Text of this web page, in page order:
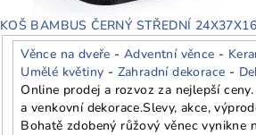
KOŠ BAMBUS ČERNÝ STŘEDNÍ
Věnce na dveře -Adventní věnce -
Umělé květiny - Zahradní dekorace -
Online prodej a rozvoz za nejlepší
a venkovní dekorace.Slevy, akce,
Bohatě zdobený růžový věnec vynikne